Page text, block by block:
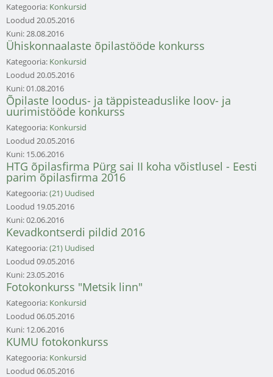
Kategooria: Konkursid
Loodud 20.05.2016
Kuni:28.08.2016
Ühiskonnaalaste õpilastööde konkurss
Kategooria: Konkursid
Loodud 20.05.2016
Kuni:01.08.2016
Õpilaste loodus- ja täppisteaduslike loov- ja
uurimistööde konkurss
Kategooria: Konkursid
Loodud 20.05.2016
Kuni: 15.06.2016
HTG õpilasfirma Pürg sai II koha võistlusel - Eesti
parim õpilasfirma 2016
Kategooria:(21) Uudised
Loodud 19.05.2016
Kuni:02.06.2016
Kevadkontserdi pildid 2016
Kategooria:(21) Uudised
Loodud 09.05.2016
Kuni:23.05.2016
Fotokonkurss "Metsik linn"
Kategooria: Konkursid
Loodud 06.05.2016
Kuni: 12.06.2016
KUMU fotokonkurss
Kategooria: Konkursid
Loodud 06.05.2016